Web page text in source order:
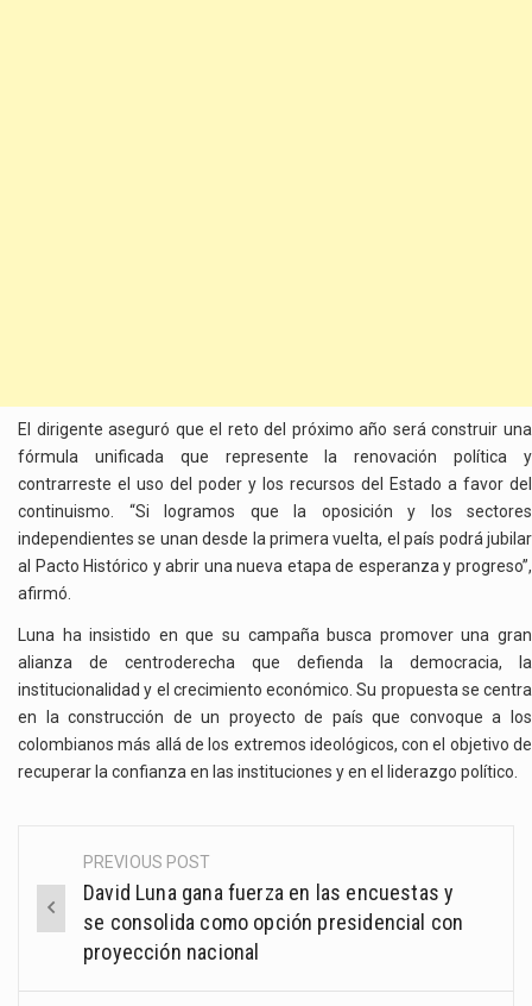
El dirigente aseguró que el reto del próximo año será construir una
fórmula unificada que represente la renovación política y
contrarreste el uso del poder y los recursos del Estado a favor del
continuismo. “Si logramos que la oposición y los sectores
independientes se unan desde la primera vuelta, el país podrá jubilar
al Pacto Histórico y abrir una nueva etapa de esperanza y progreso”,
afirmó.
Luna ha insistido en que su campaña busca promover una gran
alianza de centroderecha que defienda la democracia, la
institucionalidad y el crecimiento económico. Su propuesta se centra
en la construcción de un proyecto de país que convoque a los
colombianos más allá de los extremos ideológicos, con el objetivo de
recuperar la confianza en las instituciones y en el liderazgo político.
Post
navigation
PREVIOUS POST
David Luna gana fuerza en las encuestas y
se consolida como opción presidencial con
proyección nacional